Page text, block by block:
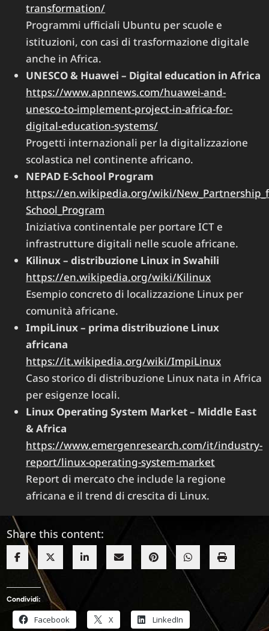
transformation/
Programmi ufficiali Ubuntu per scuole e
istituzioni, con casi di trasformazione digitale
anche in Africa.
UNESCO & Huawei – Digital education in Africa
https://www.apnnews.com/huawei-and-
unesco-to-implement-project-in-africa-for-
digital-education-systems/
Progetti internazionali per la digitalizzazione
scolastica nel continente africano.
NEPAD E-School Program
https://en.wikipedia.org/wiki/
School_Program
Iniziativa continentale per portare ICT e
infrastrutture digitali nelle scuole africane.
Kilinux – distribuzione Linux in Swahili
https://en.wikipedia.org/wiki/Kilinux
Esempio concreto di localizzazione Linux per
comunità africane.
ImpiLinux – prima distribuzione Linux
africana
https://it.wikipedia.org/wiki/ImpiLinux
Caso storico di distribuzione Linux nata in Africa
per esigenze locali.
Linux Operating System Market – Middle East
& Africa
https://www.emergenresearch.com/it/industry-
report/linux-operating-system-market
Report di mercato che include la regione
africana e il trend di crescita di Linux.
Share this content:
Condividi:
Facebook X LinkedIn